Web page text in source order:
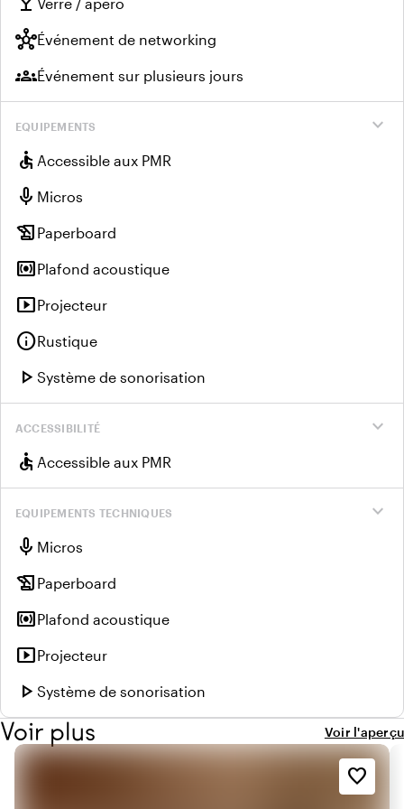
hubÉvénement de networking
groupsÉvénement sur plusieurs jours
expand_more
EQUIPEMENTS
accessible Accessible aux PMR
mic Micros
history_edu Paperboard
surround_soundPlafond acoustique
smart_displayProjecteur
infoRustique
play_arrow Système de sonorisation
expand_more
ACCESSIBILITÉ
accessible Accessible aux PMR
expand_more
EQUIPEMENTS TECHNIQUES
mic Micros
history_edu Paperboard
surround_soundPlafond acoustique
smart_displayProjecteur
play_arrow Système de sonorisation
Voir plus Voir l'aperçu
favorite_border